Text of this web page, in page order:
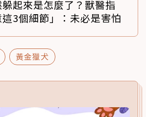
起來是怎麼了？獸醫指
這3個細節」：未必是害怕
黃金獵犬